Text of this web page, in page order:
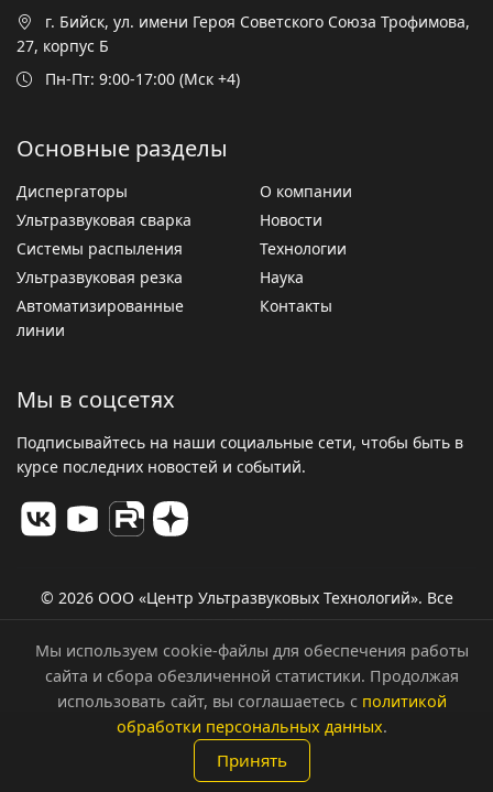
г. Бийск, ул. имени Героя Советского Союза Трофимова,
27, корпус Б
Пн-Пт: 9:00-17:00 (Мск +4)
Основные разделы
Диспергаторы
Ультразвуковая сварка
Системы распыления
Ультразвуковая резка
Автоматизированные
линии
О компании
Новости
Технологии
Наука
Контакты
Мы в соцсетях
Подписывайтесь на наши социальные сети, чтобы быть в
курсе последних новостей и событий.
© 2026 ООО «Центр Ультразвуковых Технологий». Все
Политика конфиденциальности
Мы используем cookie-файлы для обеспечения работы
сайта и сбора обезличенной статистики. Продолжая
использовать сайт, вы соглашаетесь с политикой
обработки персональных данных.
Принять